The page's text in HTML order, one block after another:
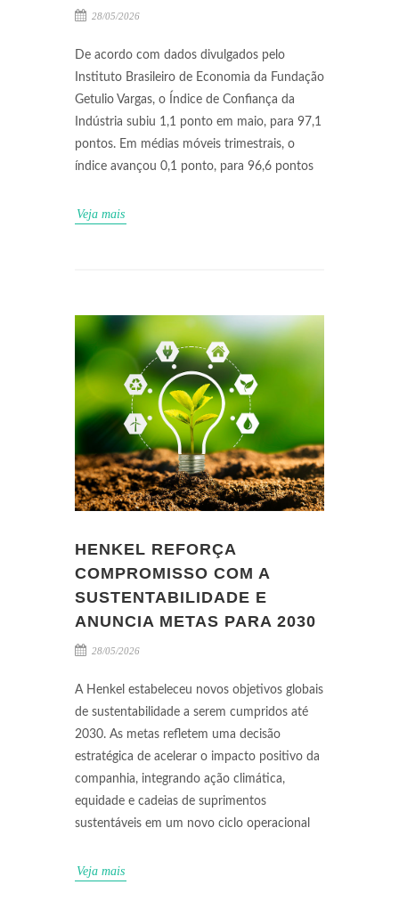
28/05/2026
De acordo com dados divulgados pelo
Instituto Brasileiro de Economia da Fundação
Getulio Vargas, o Índice de Confiança da
Indústria subiu 1,1 ponto em maio, para 97,1
pontos. Em médias móveis trimestrais, o
índice avançou 0,1 ponto, para 96,6 pontos
Veja mais
HENKEL REFORÇA
COMPROMISSO COM A
SUSTENTABILIDADE E
ANUNCIA METAS PARA 2030
28/05/2026
A Henkel estabeleceu novos objetivos globais
de sustentabilidade a serem cumpridos até
2030. As metas refletem uma decisão
estratégica de acelerar o impacto positivo da
companhia, integrando ação climática,
equidade e cadeias de suprimentos
sustentáveis em um novo ciclo operacional
Veja mais